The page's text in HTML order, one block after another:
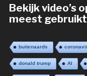
Bekijk video’s
meest
buitenaards
donald trump AI